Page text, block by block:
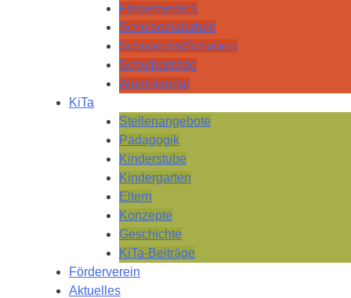
Förderbereich
Schulsozialarbeit
Schulärztin/Schularzt
Schulbeiträge
Alumniportal
KiTa
Stellenangebote
Pädagogik
Kinderstube
Kindergarten
Eltern
Konzepte
Geschichte
KiTa-Beiträge
Förderverein
Aktuelles